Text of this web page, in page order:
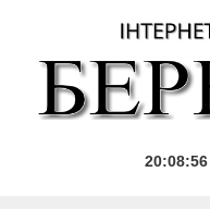
20:08:57